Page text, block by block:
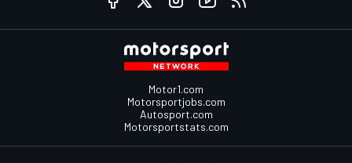
Motor1.com
Motorsportjobs.com
Autosport.com
Motorsportstats.com